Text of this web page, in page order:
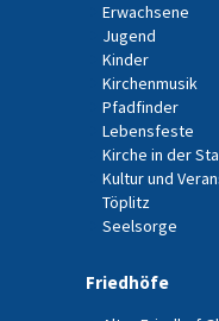
Erwachsene
Jugend
Kinder
Kirchenmusik
Pfadfinder
Lebensfeste
Kirche in der
Kultur und
Töplitz
Seelsorge
Friedhöfe